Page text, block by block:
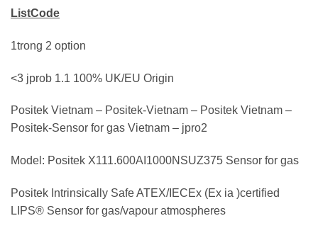
ListCode
1trong 2 option
<3 jprob 1.1 100% UK/EU Origin
Positek Vietnam – Positek-Vietnam – Positek Vietnam –
Positek-Sensor for gas Vietnam – jpro2
Model: Positek X111.600AI1000NSUZ375 Sensor for gas
Positek Intrinsically Safe ATEX/IECEx (Ex ia )certified
LIPS® Sensor for gas/vapour atmospheres